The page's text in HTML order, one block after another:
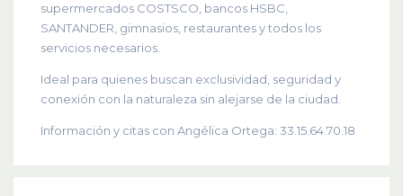
supermercados COSTSCO, bancos HSBC,
SANTANDER, gimnasios, restaurantes y todos los
servicios necesarios.
Ideal para quienes buscan exclusividad, seguridad y
conexión con la naturaleza sin alejarse de la ciudad.
Información y citas con Angélica Ortega: 33.15.64.70.18